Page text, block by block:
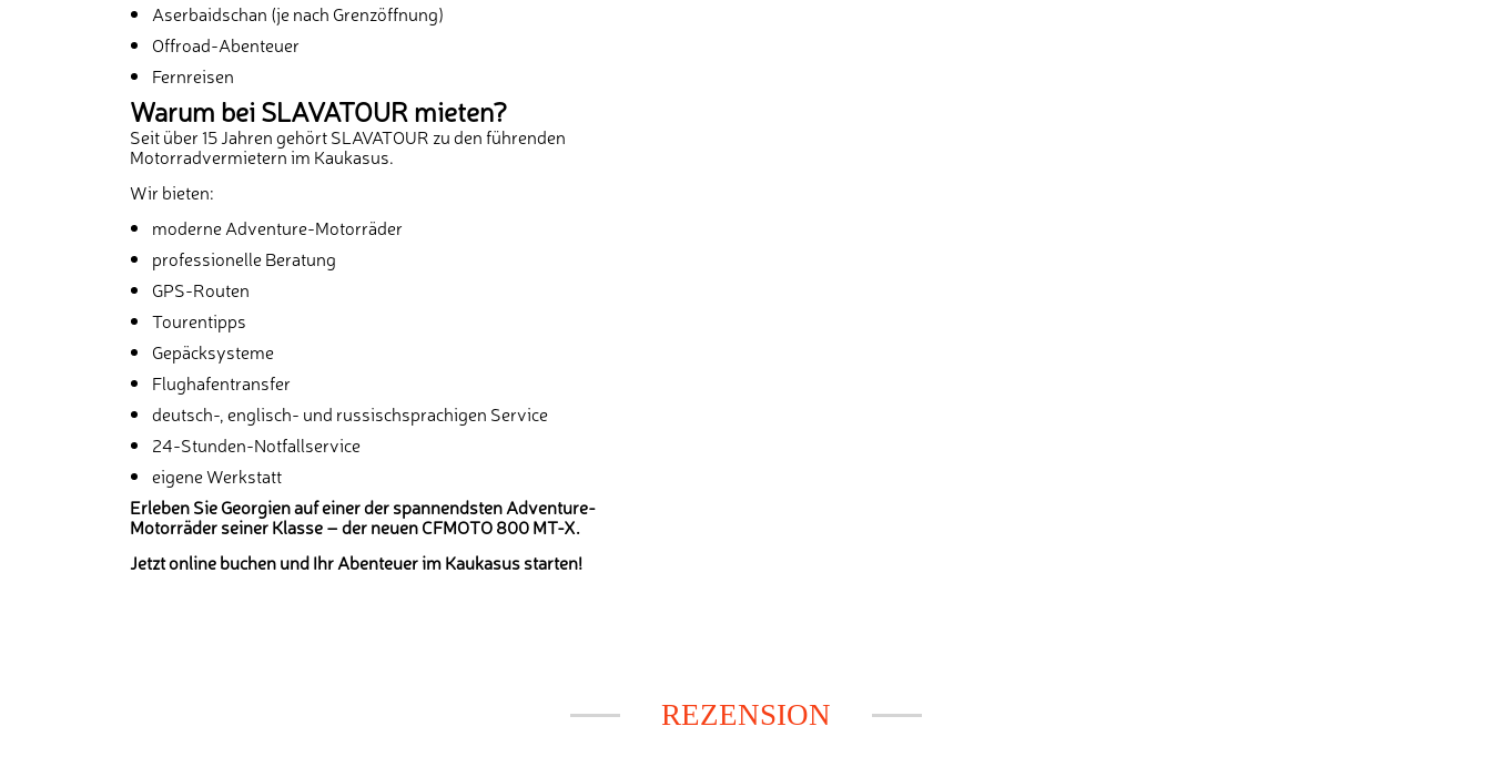
Aserbaidschan (je nach Grenzöffnung)
Offroad-Abenteuer
Fernreisen
Warum bei SLAVATOUR mieten?
Seit über 15 Jahren gehört SLAVATOUR zu den führenden
Motorradvermietern im Kaukasus.
Wir bieten:
moderne Adventure-Motorräder
professionelle Beratung
GPS-Routen
Tourentipps
Gepäcksysteme
Flughafentransfer
deutsch-, englisch- und russischsprachigen Service
24-Stunden-Notfallservice
eigene Werkstatt
Erleben Sie Georgien auf einer der spannendsten Adventure-
Motorräder seiner Klasse – der neuen CFMOTO 800 MT-X.
Jetzt online buchen und Ihr Abenteuer im Kaukasus starten!
REZENSION